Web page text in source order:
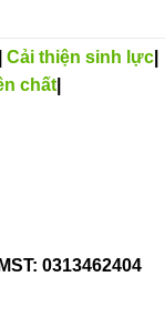
Cải thiện sinh lực|
chất|
0313462404